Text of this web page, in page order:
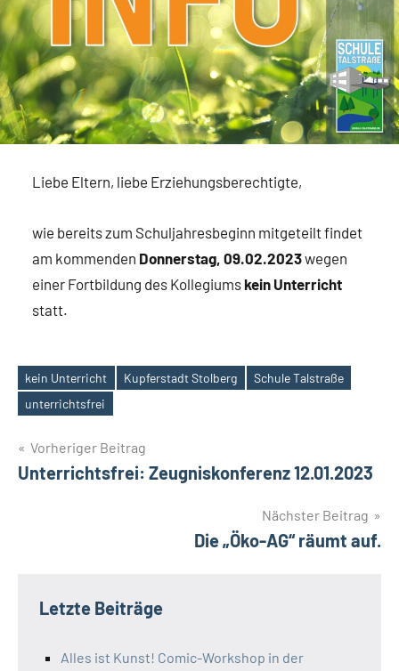
Liebe Eltern, liebe Erziehungsberechtigte,
wie bereits zum Schuljahresbeginn mitgeteilt findet
am kommenden Donnerstag, 09.02.2023wegen
einer Fortbildung des Kollegiumskein Unterricht
statt.
Schlagwörter
kein Unterricht Kupferstadt Stolberg
Schule Talstraße
unterrichtsfrei
Beitragsnavigation
Vorheriger Beitrag
Unterrichtsfrei: Zeugniskonferenz 12.01.2023
Nächster Beitrag
Die „Öko-AG“ räumt auf.
Letzte Beiträge
Alles ist Kunst! Comic-Workshop in der